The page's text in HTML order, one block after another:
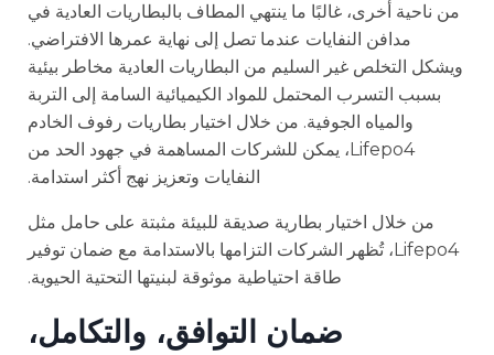
من ناحية أخرى، غالبًا ما ينتهي المطاف بالبطاريات العادية في
مدافن النفايات عندما تصل إلى نهاية عمرها الافتراضي.
ويشكل التخلص غير السليم من البطاريات العادية مخاطر بيئية
بسبب التسرب المحتمل للمواد الكيميائية السامة إلى التربة
والمياه الجوفية. من خلال اختيار بطاريات رفوف الخادم
Lifepo4، يمكن للشركات المساهمة في جهود الحد من
النفايات وتعزيز نهج أكثر استدامة.
من خلال اختيار بطارية صديقة للبيئة مثبتة على حامل مثل
Lifepo4، تُظهر الشركات التزامها بالاستدامة مع ضمان توفير
طاقة احتياطية موثوقة لبنيتها التحتية الحيوية.
ضمان التوافق، والتكامل،